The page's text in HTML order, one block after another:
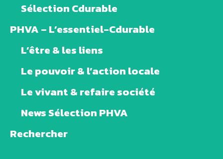
Sélection Cdurable
PHVA – L’essentiel-Cdurable
L’être & les liens
Le pouvoir & l’action locale
Le vivant & refaire société
News Sélection PHVA
Rechercher